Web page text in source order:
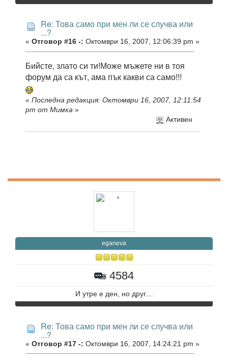
Re: Това само при мен ли се случва или
...?
« Отговор #16 -: Октомври 16, 2007, 12:06:39 pm »
Бийсте, злато си ти!Може мъжете ни в тоя
форум да са кът, ама пък какви са само!!!
« Последна редакция: Октомври 16, 2007, 12:11:54
pm от Мимка »
Активен
eganeva
4584
И утре е ден, но друг....
Re: Това само при мен ли се случва или
...?
« Отговор #17 -: Октомври 16, 2007, 14:24:21 pm »